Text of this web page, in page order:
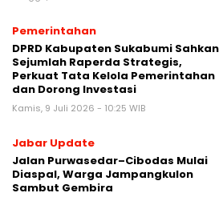
Pemerintahan
DPRD Kabupaten Sukabumi Sahkan
Sejumlah Raperda Strategis,
Perkuat Tata Kelola Pemerintahan
dan Dorong Investasi
Kamis, 9 Juli 2026 - 10:25 WIB
Jabar Update
Jalan Purwasedar–Cibodas Mulai
Diaspal, Warga Jampangkulon
Sambut Gembira